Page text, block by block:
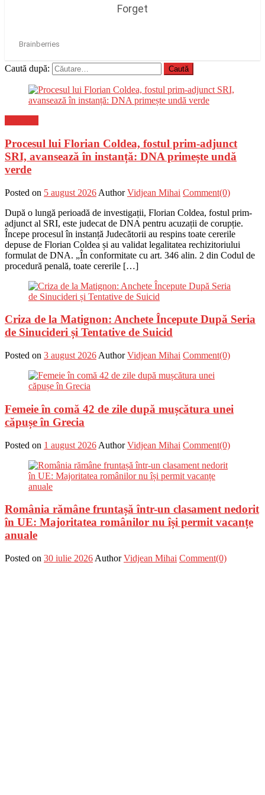
Caută după:
Procesul lui Florian Coldea, fostul prim-adjunct
SRI, avansează în instanță: DNA primește undă
verde
Posted on 5 august 2026 Author Vidjean Mihai Comment(0)
După o lungă perioadă de investigații, Florian Coldea, fostul prim-
adjunct al SRI, este judecat de DNA pentru acuzații de corupție.
Începe procesul în instanță Judecătorii au respins toate cererile
depuse de Florian Coldea și au validat legalitatea rechizitoriului
formulat de DNA. „În conformitate cu art. 346 alin. 2 din Codul de
procedură penală, toate cererile […]
Criza de la Matignon: Anchete Începute După Seria
de Sinucideri și Tentative de Suicid
Posted on 3 august 2026 Author Vidjean Mihai Comment(0)
Femeie în comă 42 de zile după mușcătura unei
căpușe în Grecia
Posted on 1 august 2026 Author Vidjean Mihai Comment(0)
România rămâne fruntașă într-un clasament nedorit
în UE: Majoritatea românilor nu își permit vacanțe
anuale
Posted on 30 iulie 2026 Author Vidjean Mihai Comment(0)